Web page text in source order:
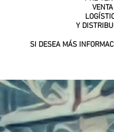
VENTA
Y
SI DESEA MÁS